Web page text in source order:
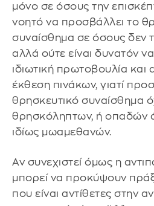
μόνο σε όσους την
νοητό να προσβάλλει το
συναίσθημα σε όσους δεν
αλλά ούτε είναι δυνατόν
ιδιωτική πρωτοβουλία
έκθεση πινάκων, γιατί
θρησκευτικό συναίσθημα
θρησκόληπτων, ή οπαδών
ιδίως μωαμεθανών.
Αν συνεχιστεί όμως η
μπορεί να προκύψουν
που είναι αντίθετες στην